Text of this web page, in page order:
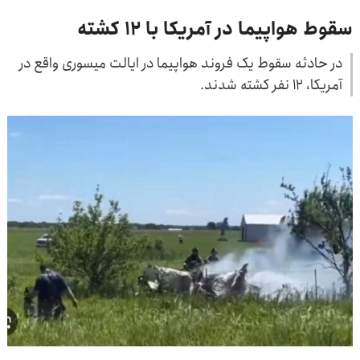
سقوط هواپیما در آمریکا با ۱۲ کشته
در حادثه سقوط یک فروند هواپیما در ایالت میسوری واقع در
آمریکا، ۱۲ نفر کشته شدند.